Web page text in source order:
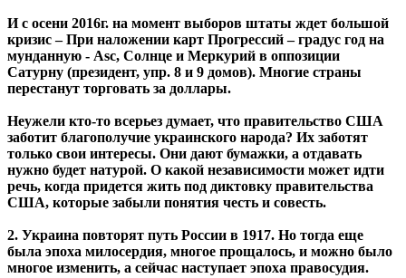
И с осени 2016г. на момент выборов штаты ждет большой
кризис – При наложении карт Прогрессий – градус год на
мунданную - Asc, Солнце и Меркурий в оппозиции
Сатурну (президент, упр. 8 и 9 домов). Многие страны
перестанут торговать за доллары.
Неужели кто-то всерьез думает, что правительство США
заботит благополучие украинского народа? Их заботят
только свои интересы. Они дают бумажки, а отдавать
нужно будет натурой. О какой независимости может идти
речь, когда придется жить под диктовку правительства
США, которые забыли понятия честь и совесть.
2. Украина повторят путь России в 1917. Но тогда еще
была эпоха милосердия, многое прощалось, и можно было
многое изменить, а сейчас наступает эпоха правосудия.